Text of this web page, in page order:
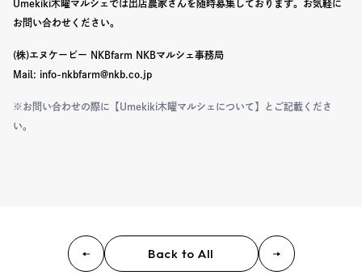
Umekiki木曜マルシェでは出店農家さんを随時募集しております。 お気軽に
お問い合わせください。
(株)エヌケービー NKBfarm NKBマルシェ事務局
Mail: info-nkbfarm@nkb.co.jp
※お問い合わせの際に【Umekiki木曜マルシェについて】とご記載くださ
い。
Back to All